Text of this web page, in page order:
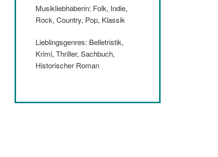
Musikliebhaberin: Folk, Indie,
Rock, Country, Pop, Klassik
Lieblingsgenres: Belletristik,
Krimi, Thriller, Sachbuch,
Historischer Roman